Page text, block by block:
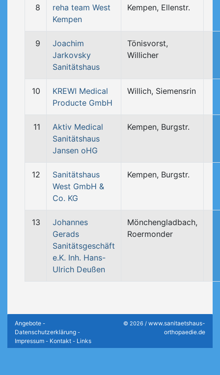
8
reha team West
Kempen
Kempen, Ellenstr.
9
Joachim
Jarkovsky
Sanitätshaus
Tönisvorst,
Willicher
10
KREWI Medical
Producte GmbH
Willich, Siemensrin
11
Aktiv Medical
Sanitätshaus
Jansen oHG
Kempen, Burgstr.
12
Sanitätshaus
West GmbH &
Co. KG
Kempen, Burgstr.
13
Johannes
Gerads
Sanitätsgeschäft
e.K. Inh. Hans-
Ulrich Deußen
Mönchengladbach,
Roermonder
Angebote -
Datenschutzerklärung -
Impressum - Kontakt - Links
© 2026 / www.sanitaetshaus-
orthopaedie.de